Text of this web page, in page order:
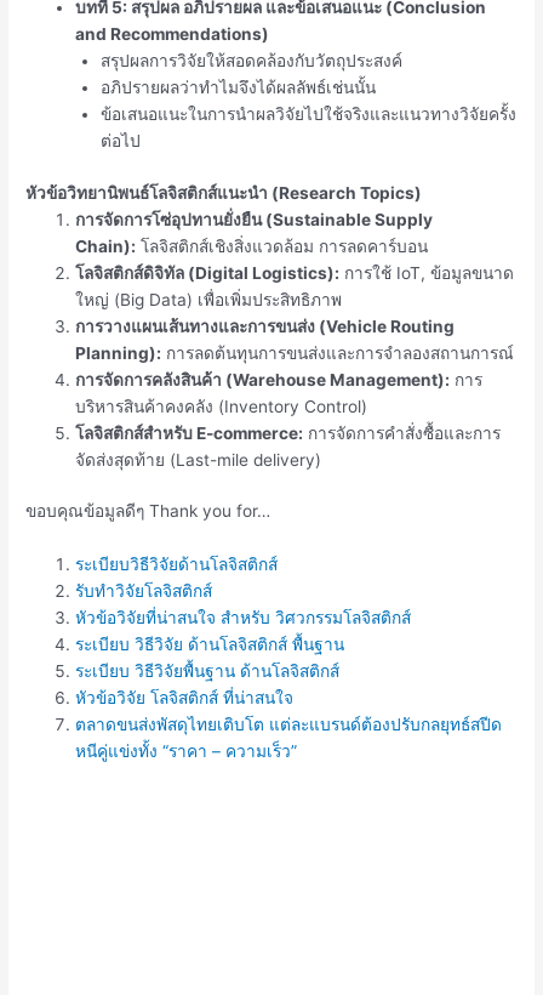
บทที่ 5: สรุปผล อภิปรายผล และข้อเสนอแนะ (Conclusion
and Recommendations)
สรุปผลการวิจัยให้สอดคล้องกับวัตถุประสงค์
อภิปรายผลว่าทำไมจึงได้ผลลัพธ์เช่นนั้น
ข้อเสนอแนะในการนำผลวิจัยไปใช้จริงและแนวทางวิจัยครั้ง
ต่อไป
หัวข้อวิทยานิพนธ์โลจิสติกส์แนะนำ (Research Topics)
การจัดการโซ่อุปทานยั่งยืน (Sustainable Supply
Chain): โลจิสติกส์เชิงสิ่งแวดล้อม การลดคาร์บอน
โลจิสติกส์ดิจิทัล (Digital Logistics): การใช้ IoT, ข้อมูลขนาด
ใหญ่ (Big Data) เพื่อเพิ่มประสิทธิภาพ
การวางแผนเส้นทางและการขนส่ง (Vehicle Routing
Planning): การลดต้นทุนการขนส่งและการจำลองสถานการณ์
การจัดการคลังสินค้า (Warehouse Management): การ
บริหารสินค้าคงคลัง (Inventory Control)
โลจิสติกส์สำหรับ E-commerce: การจัดการคำสั่งซื้อและการ
จัดส่งสุดท้าย (Last-mile delivery)
ขอบคุณข้อมูลดีๆ Thank you for…
ระเบียบวิธีวิจัยด้านโลจิสติกส์
รับทำวิจัยโลจิสติกส์
หัวข้อวิจัยที่น่าสนใจ สำหรับ วิศวกรรมโลจิสติกส์
ระเบียบ วิธีวิจัย ด้านโลจิสติกส์ พื้นฐาน
ระเบียบ วิธีวิจัยพื้นฐาน ด้านโลจิสติกส์
หัวข้อวิจัย โลจิสติกส์ ที่น่าสนใจ
ตลาดขนส่งพัสดุไทยเติบโต แต่ละแบรนด์ต้องปรับกลยุทธ์สปีด
หนีคู่แข่งทั้ง “ราคา – ความเร็ว”